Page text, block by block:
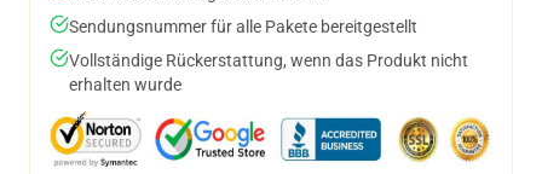
Sendungsnummer für alle Pakete bereitgestellt
Vollständige Rückerstattung, wenn das Produkt nicht
erhalten wurde